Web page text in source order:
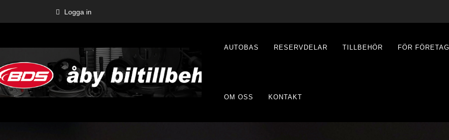
Logga in
AUTOBAS RESERVDELAR TILLBEHÖR FÖR FÖRETAG
OM OSS KONTAKT